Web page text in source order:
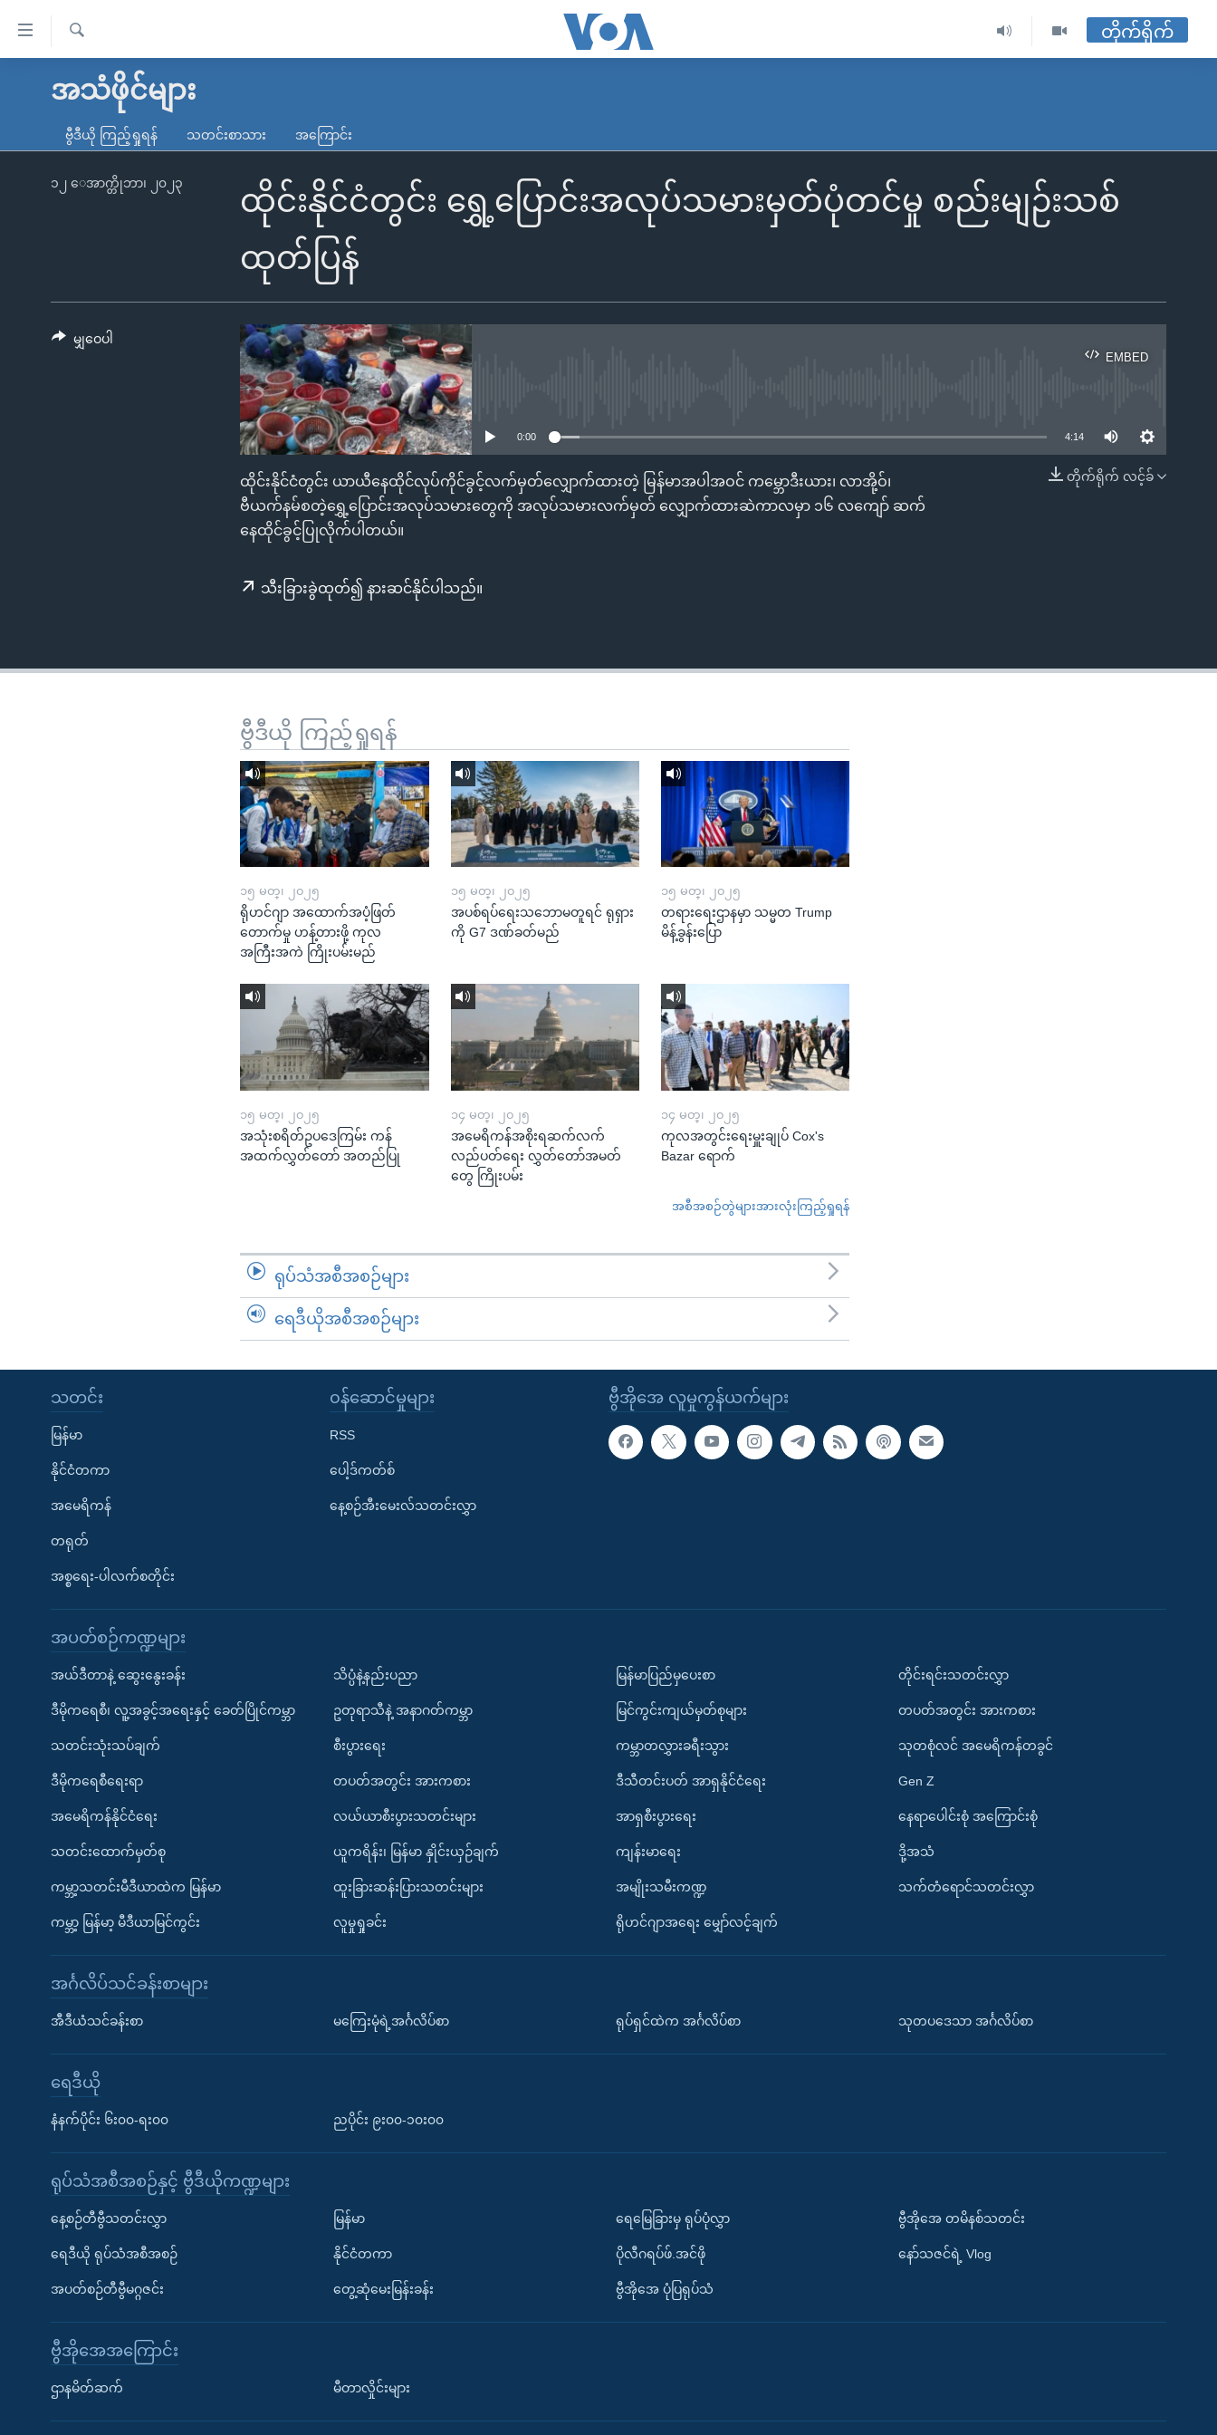
လွယ်ကူ
သည့်
မူလစာမျက်နှာ
ကမ္ဘာ့သတင်းများ
နိုင်ငံတကာ
မကြေးမုံရဲ့ အင်္ဂလိပ်စာ
ရေဒီယို
ရေဒီယိုနှင့်ရုပ်သံ အချက်အလက်များ
ရ
တိုက်ရိုက်
အသံဖိုင်များ
ဗွီဒီယို ကြည့်ရှုရန် သတင်းစာသား အကြောင်း
ထိုင်းနိုင်ငံတွင်း ရွှေ့ပြောင်းအလုပ်သမားမှတ်ပုံတင်မှု စည်းမျဉ်းသစ်
ထုတ်ပြန်
၁၂ ေအာက္တိုဘာ၊ ၂၀၂၃
EMBED
EMBED
0:00 4:14
တိုက်ရိုက် လင့်ခ်
ထိုင်းနိုင်ငံတွင်း ယာယီနေထိုင်လုပ်ကိုင်ခွင့်လက်မှတ်လျှောက်ထားတဲ့ မြန်မာအပါအဝင် ကမ္ဘောဒီးယား၊ လာအို့ဝ်၊
ဗီယက်နမ်စတဲ့ရွှေ့ပြောင်းအလုပ်သမားတွေကို အလုပ်သမားလက်မှတ် လျှောက်ထားဆဲကာလမှာ ၁၆ လကျော် ဆက်
နေထိုင်ခွင့်ပြုလိုက်ပါတယ်။
သီးခြားခွဲထုတ်၍ နားဆင်နိုင်ပါသည်။
မျှဝေပါ
ဗွီဒီယို ကြည့်ရှုရန်
၁၅ မတ္၊ ၂၀၂၅
ရိုဟင်ဂျာ အထောက်အပံ့ဖြတ်
တောက်မှု ဟန့်တားဖို့ ကုလ
အကြီးအကဲ ကြိုးပမ်းမည်
၁၅ မတ္၊ ၂၀၂၅
အပစ်ရပ်ရေးသဘောမတူရင် ရုရှား
ကို G7 ဒဏ်ခတ်မည်
၁၅ မတ္၊ ၂၀၂၅
တရားရေးဌာနမှာ သမ္မတ Trump
မိန့်ခွန်းပြော
၁၅ မတ္၊ ၂၀၂၅
အသုံးစရိတ်ဥပဒေကြမ်း ကန်
အထက်လွှတ်တော် အတည်ပြု
၁၄ မတ္၊ ၂၀၂၅
အမေရိကန်အစိုးရဆက်လက်
လည်ပတ်ရေး လွှတ်တော်အမတ်
တွေ ကြိုးပမ်း
၁၄ မတ္၊ ၂၀၂၅
ကုလအတွင်းရေးမှူးချုပ် Cox's
Bazar ရောက်
အစီအစဉ်တွဲများအားလုံးကြည့်ရှုရန်
ရုပ်သံအစီအစဉ်များ
ရေဒီယိုအစီအစဉ်များ
ဗွီအိုအေ လူမှုကွန်ယက်များ
သတင်း
မြန်မာ
နိုင်ငံတကာ
အမေရိကန်
တရုတ်
အစ္စရေး-ပါလက်စတိုင်း
၀န်ဆောင်မှုများ
RSS
ပေါ့ဒ်ကတ်စ်
နေ့စဉ်အီးမေးလ်သတင်းလွှာ
အပတ်စဉ်ကဏ္ဍများ
အယ်ဒီတာနဲ့ ဆွေးနွေးခန်း
ဒီမိုကရေစီ၊ လူ့အခွင့်အရေးနှင့် ခေတ်ပြိုင်ကမ္ဘာ
သတင်းသုံးသပ်ချက်
ဒီမိုကရေစီရေးရာ
အမေရိကန်နိုင်ငံရေး
သတင်းထောက်မှတ်စု
ကမ္ဘာ့သတင်းမီဒီယာထဲက မြန်မာ
ကမ္ဘာ့ မြန်မာ့ မီဒီယာမြင်ကွင်း
သိပ္ပံနဲ့နည်းပညာ
ဥတုရာသီနဲ့ အနာဂတ်ကမ္ဘာ
စီးပွားရေး
တပတ်အတွင်း အားကစား
လယ်ယာစီးပွားသတင်းများ
ယူကရိန်း၊ မြန်မာ နှိုင်းယှဉ်ချက်
ထူးခြားဆန်းပြားသတင်းများ
လူမှုရှုခင်း
မြန်မာပြည်မှပေးစာ
မြင်ကွင်းကျယ်မှတ်စုများ
ကမ္ဘာတလွှားခရီးသွား
ဒီသီတင်းပတ် အာရှနိုင်ငံရေး
အာရှစီးပွားရေး
ကျန်းမာရေး
အမျိုးသမီးကဏ္ဍ
ရိုဟင်ဂျာအရေး မျှော်လင့်ချက်
တိုင်းရင်းသတင်းလွှာ
တပတ်အတွင်း အားကစား
သုတစုံလင် အမေရိကန်တခွင်
Gen Z
နေရာပေါင်းစုံ အကြောင်းစုံ
ဒို့အသံ
သက်တံရောင်သတင်းလွှာ
အင်္ဂလိပ်သင်ခန်းစာများ
အီဒီယံသင်ခန်းစာ မကြေးမုံရဲ့အင်္ဂလိပ်စာ ရုပ်ရှင်ထဲက အင်္ဂလိပ်စာ သုတပဒေသာ အင်္ဂလိပ်စာ
ရေဒီယို
နံနက်ပိုင်း ၆း၀၀-ရး၀၀ ညပိုင်း ၉း၀၀-၁၀း၀၀
ရုပ်သံအစီအစဉ်နှင့် ဗွီဒီယိုကဏ္ဍများ
နေ့စဉ်တီဗွီသတင်းလွှာ
ရေဒီယို ရုပ်သံအစီအစဉ်
အပတ်စဉ်တီဗွီမဂ္ဂဇင်း
မြန်မာ
နိုင်ငံတကာ
တွေ့ဆုံမေးမြန်းခန်း
ရေမြေခြားမှ ရုပ်ပုံလွှာ
ပိုလီဂရပ်ဖ်.အင်ဖို
ဗွီအိုအေ ပုံပြရုပ်သံ
ဗွီအိုအေ တမိနစ်သတင်း
နော်သဇင်ရဲ့ Vlog
ဗွီအိုအေအကြောင်း
ဌာနမိတ်ဆက် မီတာလှိုင်းများ